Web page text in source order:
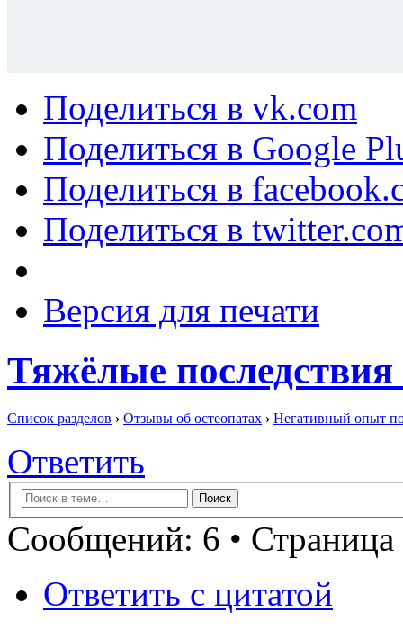
Поделиться в vk.com
Поделиться в Google
Поделиться в
Поделиться в
Версия для печати
Тяжёлые последствия
Список разделов › Отзывы об остеопатах › Негативный опыт
Ответить
Сообщений: 6 • Страница
Ответить с цитатой